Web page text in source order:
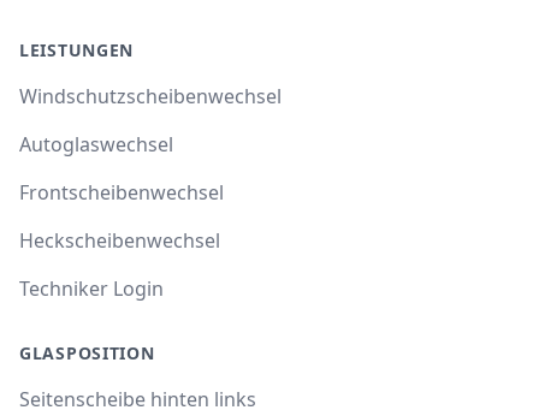
LEISTUNGEN
Windschutzscheibenwechsel
Autoglaswechsel
Frontscheibenwechsel
Heckscheibenwechsel
Techniker Login
GLASPOSITION
Seitenscheibe hinten links